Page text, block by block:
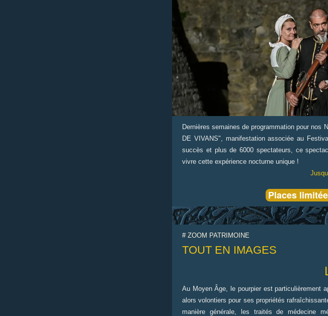
Dernières semaines de programmation pour nos
DE VIVANS", manifestation associée au
succès et plus de 6000 spectateurs, ce
vivre cette expérience nocturne unique !
Places
# ZOOM PATRIMOINE
TOUT EN IMAGES
Au Moyen Âge, le pourpier estparticulièrement
alors volontiers pour ses propriétés
manière générale, les traités de médecine